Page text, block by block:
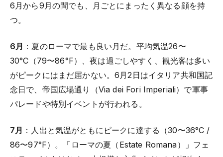
6月から9月の間でも、月ごとにまったく異なる顔を持
つ。
6月 ：夏のローマで最も良い月だ。平均気温26〜
30°C（79〜86°F）、夜は過ごしやすく、観光客は多い
がピークにはまだ届かない。6月2日はイタリア共和国記
念日で、帝国広場通り（Via dei Fori Imperiali）で軍事
パレードや特別イベントが行われる。
7月 ：人出と気温がともにピークに達する（30〜36°C /
86〜97°F）。「ローマの夏（Estate Romana）」フェ